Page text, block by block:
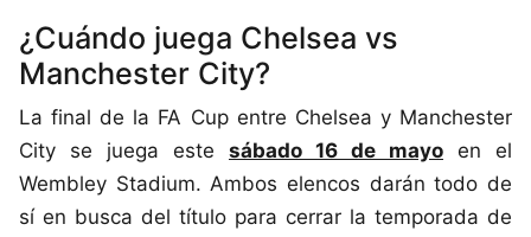
¿Cuándo juega Chelsea vs
Manchester City?
La final de la FA Cup entre Chelsea y Manchester
City se juega este sábado 16 de mayo en el
Wembley Stadium. Ambos elencos darán todo de
sí en busca del título para cerrar la temporada de